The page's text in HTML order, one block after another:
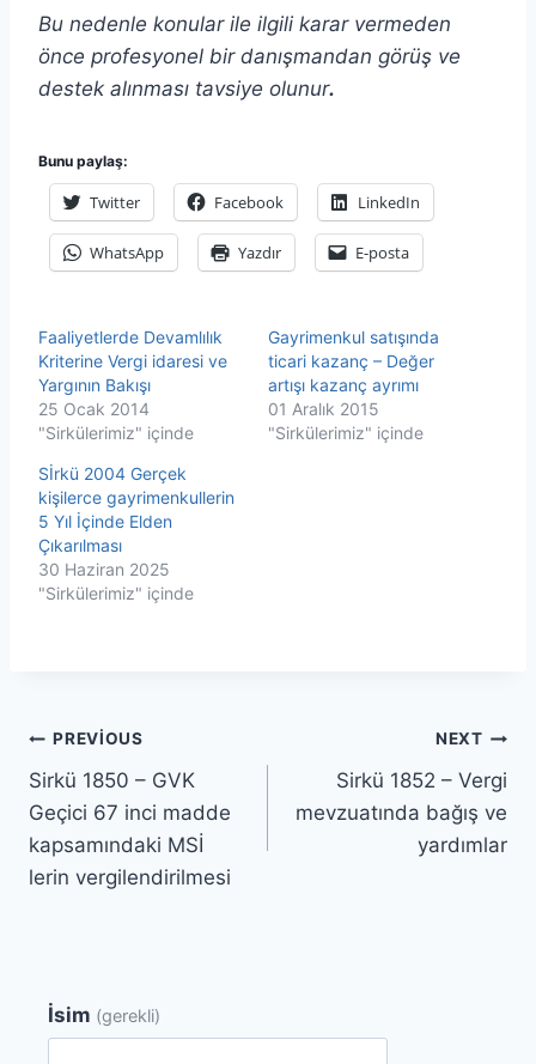
Bu nedenle konular ile ilgili karar vermeden
önce profesyonel bir danışmandan görüş ve
destek alınması tavsiye olunur.
Bunu paylaş:
Twitter Facebook LinkedIn
WhatsApp Yazdır E-posta
Faaliyetlerde Devamlılık
Kriterine Vergi idaresi ve
Yargının Bakışı
25 Ocak 2014
"Sirkülerimiz" içinde
Gayrimenkul satışında
ticari kazanç – Değer
artışı kazanç ayrımı
01 Aralık 2015
"Sirkülerimiz" içinde
Sİrkü 2004 Gerçek
kişilerce gayrimenkullerin
5 Yıl İçinde Elden
Çıkarılması
30 Haziran 2025
"Sirkülerimiz" içinde
Yazı
gezinmesi
PREVIOUS
Sirkü 1850 – GVK
Geçici 67 inci madde
kapsamındaki MSİ
lerin vergilendirilmesi
NEXT
Sirkü 1852 – Vergi
mevzuatında bağış ve
yardımlar
İsim (gerekli)